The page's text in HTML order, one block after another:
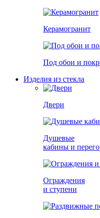
Керамогранит
Под обои и
Изделия из стекла
Двери
Душевые
кабины и
Ограждения
и ступени